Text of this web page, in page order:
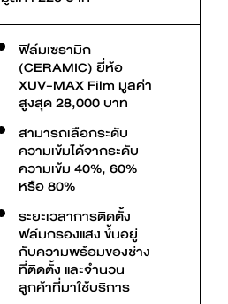
ฟิล์มเซรามิก
(CERAMIC) ยี่ห้อ
XUV-MAX Film มูลค่า
สูงสุด 28,000 บาท
สามารถเลือกระดับ
ความเข้มได้จากระดับ
ความเข้ม 40%, 60%
หรือ 80%
ระยะเวลาการติดตั้ง
ฟิล์มกรองแสง ขึ้นอยู่
กับความพร้อมของช่าง
ที่ติดตั้ง และจำนวน
ลูกค้าที่มาใช้บริการ